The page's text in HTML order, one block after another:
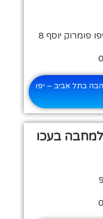
פומרוק יוסף 8
בתל אביב – יפו
בעכו